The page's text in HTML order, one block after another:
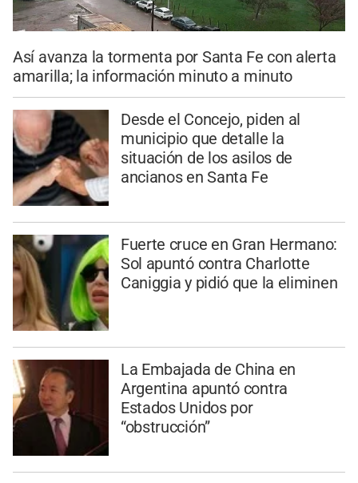
Así avanza la tormenta por Santa Fe con alerta
amarilla; la información minuto a minuto
Desde el Concejo, piden al
municipio que detalle la
situación de los asilos de
ancianos en Santa Fe
Fuerte cruce en Gran Hermano:
Sol apuntó contra Charlotte
Caniggia y pidió que la eliminen
La Embajada de China en
Argentina apuntó contra
Estados Unidos por
“obstrucción”